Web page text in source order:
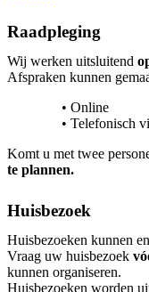
Raadpleging
Wij werken uitsluitend
Afspraken kunnen
Online
Telefonisch
Komt u met twee
te plannen.
Huisbezoek
Huisbezoeken kunnen
Vraag uw huisbezoek
kunnen organiseren.
Huisbezoeken worden